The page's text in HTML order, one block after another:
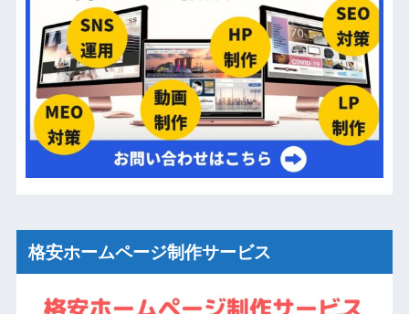
格安ホームページ制作サービス